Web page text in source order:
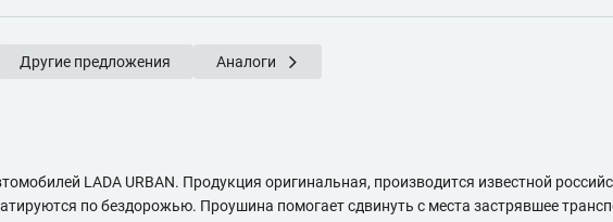
Другие предложения Аналоги
LADA URBAN. Продукция оригинальная, производится известной
по бездорожью. Проушина помогает сдвинуть с места застрявшее